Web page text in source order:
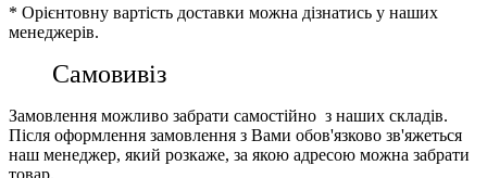
* Орієнтовну вартість доставки можна дізнатись у наших
менеджерів.
Самовивіз
Замовлення можливо забрати самостійно з наших складів.
Після оформлення замовлення з Вами обов'язково зв'яжеться
наш менеджер, який розкаже, за якою адресою можна забрати
товар.